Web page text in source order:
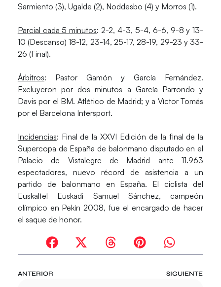
Sarmiento (3), Ugalde (2), Noddesbo (4) y Morros (1).
Parcial cada 5 minutos: 2-2, 4-3, 5-4, 6-6, 9-8 y 13-
10 (Descanso) 18-12, 23-14, 25-17, 28-19, 29-23 y 33-
26 (Final).
Árbitros: Pastor Gamón y García Fernández.
Excluyeron por dos minutos a García Parrondo y
Davis por el BM. Atlético de Madrid; y a Víctor Tomás
por el Barcelona Intersport.
Incidencias: Final de la XXVI Edición de la final de la
Supercopa de España de balonmano disputado en el
Palacio de Vistalegre de Madrid ante 11.963
espectadores, nuevo récord de asistencia a un
partido de balonmano en España. El ciclista del
Euskaltel Euskadi Samuel Sánchez, campeón
olímpico en Pekín 2008, fue el encargado de hacer
el saque de honor.
ANTERIOR SIGUIENTE